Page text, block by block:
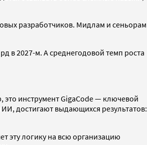
разработчиков. Мидлам и сеньорам
в 2027-м. А среднегодовой темп роста
это инструмент GigaCode — ключевой
достигают выдающихся результатов:
эту логику на всю организацию